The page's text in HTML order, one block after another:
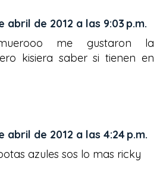
abril de 2012 a las 9:03 p.m.
me gustaron la
kisiera saber si tienen en
abril de 2012 a las 4:24 p.m.
azules sos lo mas ricky